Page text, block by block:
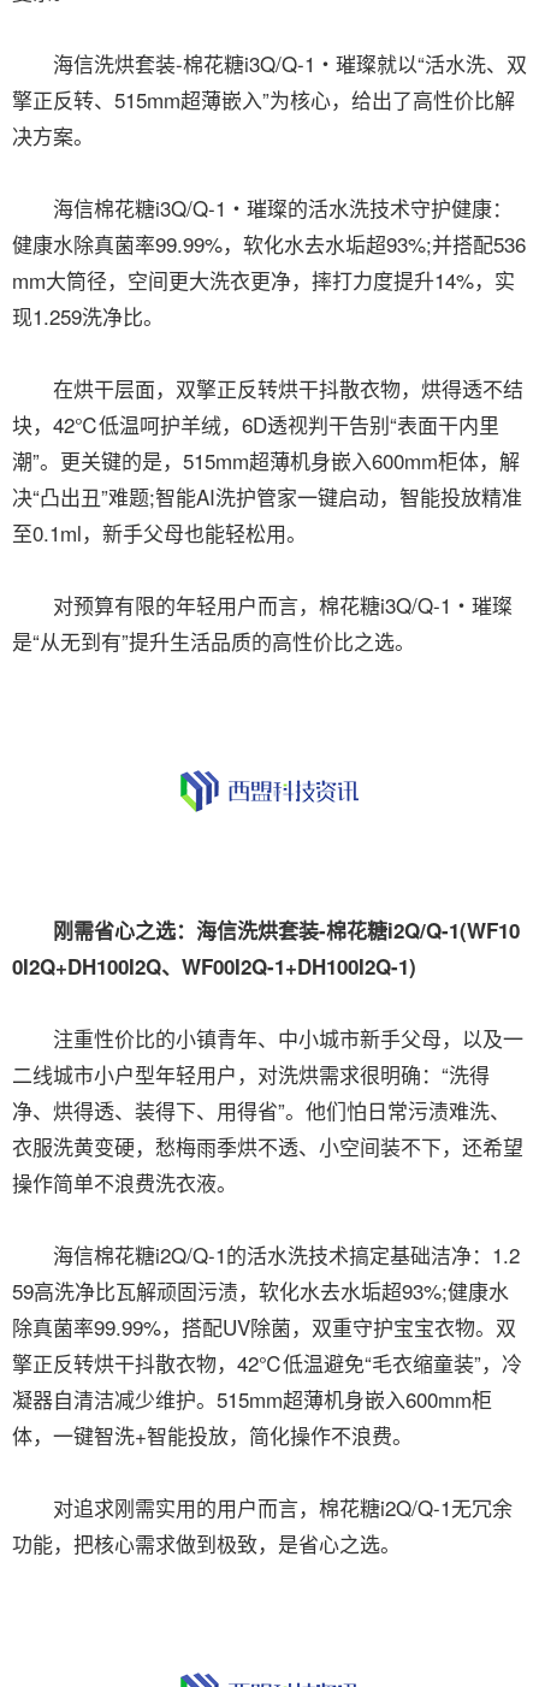
海信洗烘套装-棉花糖i3Q/Q-1・璀璨就以“活水洗、双
擎正反转、515mm超薄嵌入”为核心，给出了高性价比解
决方案。
海信棉花糖i3Q/Q-1・璀璨的活水洗技术守护健康：
健康水除真菌率99.99%，软化水去水垢超93%;并搭配536
mm大筒径，空间更大洗衣更净，摔打力度提升14%，实
现1.259洗净比。
在烘干层面，双擎正反转烘干抖散衣物，烘得透不结
块，42℃低温呵护羊绒，6D透视判干告别“表面干内里
潮”。更关键的是，515mm超薄机身嵌入600mm柜体，解
决“凸出丑”难题;智能AI洗护管家一键启动，智能投放精准
至0.1ml，新手父母也能轻松用。
对预算有限的年轻用户而言，棉花糖i3Q/Q-1・璀璨
是“从无到有”提升生活品质的高性价比之选。
刚需省心之选：海信洗烘套装-棉花糖i2Q/Q-1(WF10
0I2Q+DH100I2Q、WF00I2Q-1+DH100I2Q-1)
注重性价比的小镇青年、中小城市新手父母，以及一
二线城市小户型年轻用户，对洗烘需求很明确：“洗得
净、烘得透、装得下、用得省”。他们怕日常污渍难洗、
衣服洗黄变硬，愁梅雨季烘不透、小空间装不下，还希望
操作简单不浪费洗衣液。
海信棉花糖i2Q/Q-1的活水洗技术搞定基础洁净：1.2
59高洗净比瓦解顽固污渍，软化水去水垢超93%;健康水
除真菌率99.99%，搭配UV除菌，双重守护宝宝衣物。双
擎正反转烘干抖散衣物，42℃低温避免“毛衣缩童装”，冷
凝器自清洁减少维护。515mm超薄机身嵌入600mm柜
体，一键智洗+智能投放，简化操作不浪费。
对追求刚需实用的用户而言，棉花糖i2Q/Q-1无冗余
功能，把核心需求做到极致，是省心之选。